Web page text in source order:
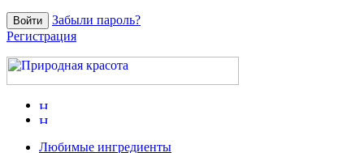
Забыли пароль?
Регистрация
Любимые ингредиенты